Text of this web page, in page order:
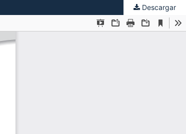
Descargar